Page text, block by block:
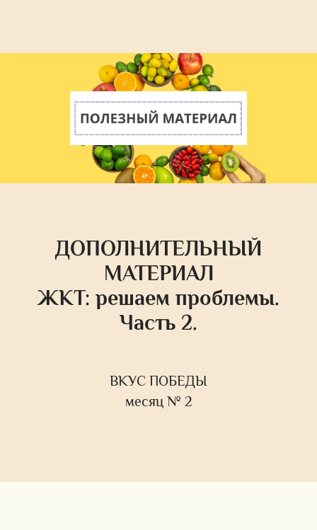
ДОПОЛНИТЕЛЬНЫЙ
МАТЕРИАЛ
ЖКТ: решаем проблемы.
Часть 2.
ВКУС ПОБЕДЫ
месяц № 2